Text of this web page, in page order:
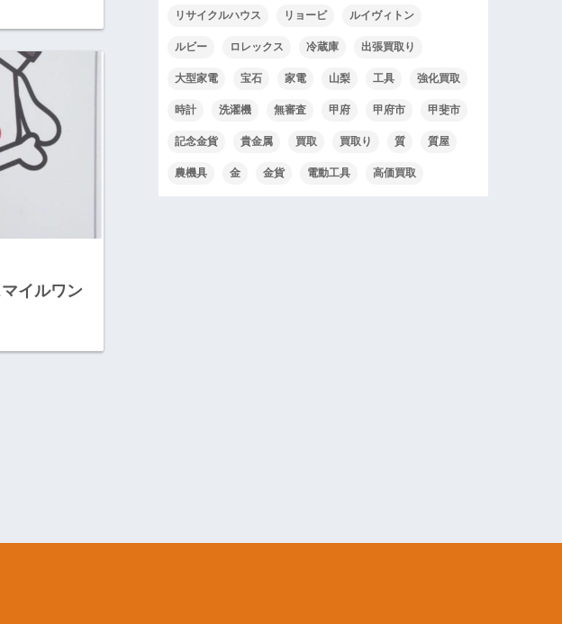
イルワン
リサイクルハウス リョービ ルイヴィトン
ルビー ロレックス 冷蔵庫 出張買取り
大型家電 宝石 家電 山梨 工具 強化買取
時計 洗濯機 無審査 甲府 甲府市 甲斐市
記念金貨 貴金属 買取 買取り 質 質屋
農機具 金 金貨 電動工具 高価買取